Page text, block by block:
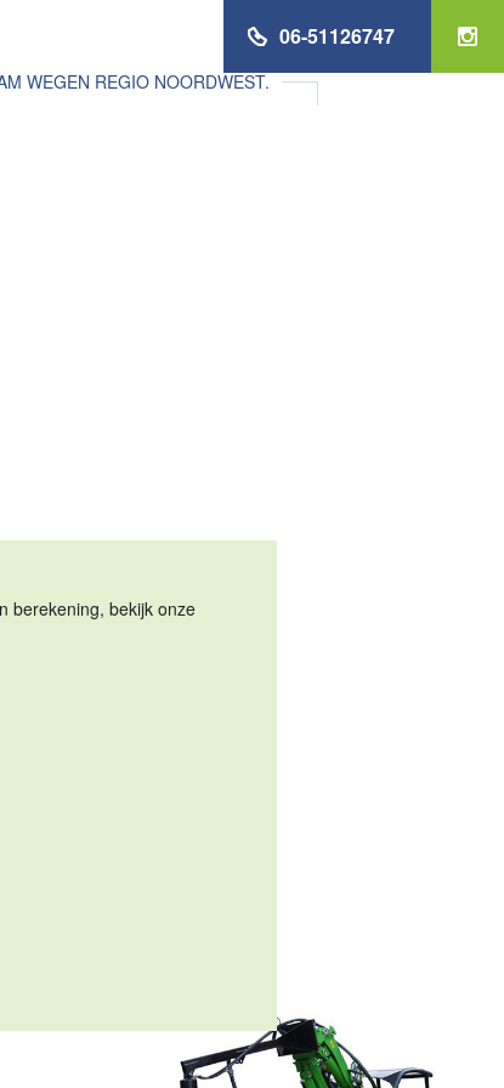
06-51126747
WEGEN REGIO NOORDWEST.
berekening, bekijk onze